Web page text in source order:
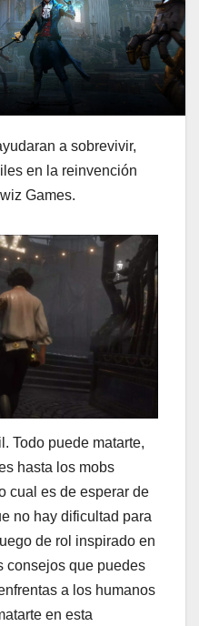
a sobrevivir,
en la reinvención
Games.
Todo puede matarte,
hasta los mobs
cual es de esperar de
no hay dificultad para
de rol inspirado en
consejos que puedes
a los humanos
en esta